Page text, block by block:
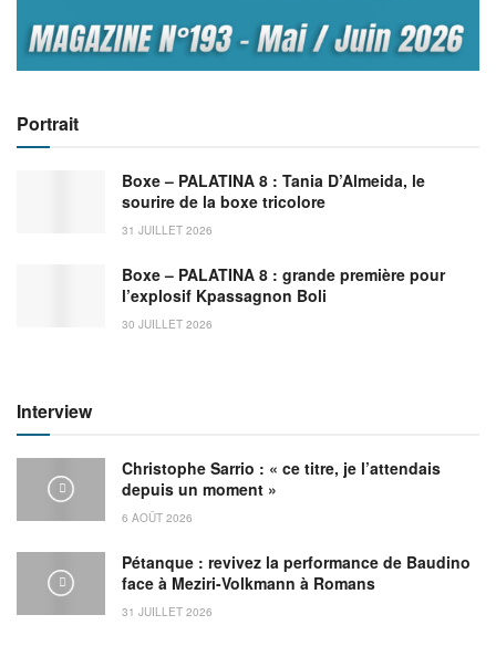
Portrait
Boxe – PALATINA 8 : Tania D’Almeida, le
sourire de la boxe tricolore
31 JUILLET 2026
Boxe – PALATINA 8 : grande première pour
l’explosif Kpassagnon Boli
30 JUILLET 2026
Interview
Christophe Sarrio : « ce titre, je l’attendais
depuis un moment »
6 AOÛT 2026
Pétanque : revivez la performance de Baudino
face à Meziri-Volkmann à Romans
31 JUILLET 2026